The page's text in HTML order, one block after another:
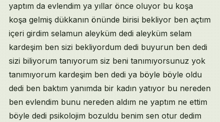
yaptım da evlendim ya yıllar önce oluyor bu koşa
koşa gelmiş dükkanın önünde birisi bekliyor ben açtım
içeri girdim selamun aleyküm dedi aleyküm selam
kardeşim ben sizi bekliyordum dedi buyurun ben dedi
sizi biliyorum tanıyorum siz beni tanımıyorsunuz yok
tanımıyorum kardeşim ben dedi ya böyle böyle oldu
dedi ben baktım yanımda bir kadın yatıyor bu nereden
ben evlendim bunu nereden aldım ne yaptım ne ettim
böyle dedi psikolojim bozuldu benim sen otur dedim